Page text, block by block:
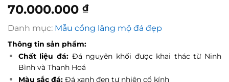
70.000.000 ₫
Danh mục: Mẫu cổng lăng mộ đá đẹp
Thông tin sản phẩm:
Chất liệu đá: Đá nguyên khối được khai thác từ Ninh
Bình và Thanh Hoá
Màu sắc đá:Đá xanh đen tự nhiên cổ kính